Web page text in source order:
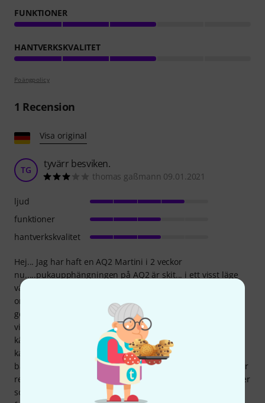
FUNKTIONER
HANTVERKSKVALITET
Poängpolicy
1 Recension
Visa original
TG tyvärr besviken.
thomas gaßmann 09.01.2021
Hej... Jag har haft en AQ2 Martini i 2 veckor
nu.....pukaupphängningen på AQ2 är skit... i ett visst läge
växlar den alltid tillbaka till startpositionen.... ja, det minst
onda. Jag tycker att AQ2 har bättre trä och en längre
golvpuka än det första Martini-kitet... okej. Men nu till
virveltrumman... tummen ner helt. Responsen och
känsligheten är patetiska. Lätt rullar på virveltrummans
kant utan någon rörelse från virveltrumman!!!!! Den virvlar
bara i mitten med en lite hårdare attack... virveltrumman är
redan på full guard... mindre fungerar eftersom det då låter
som om det finns två spiraler under. Jaja, jag har
ljud
funktioner
hantverkskvalitet